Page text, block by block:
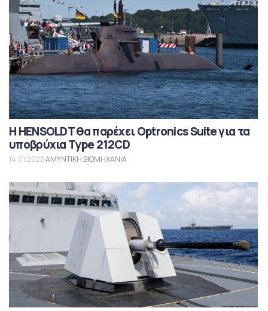
Η HENSOLDT θα παρέχει Optronics Suite για τα
υποβρύχια Type 212CD
14.01.2022ΑΜΥΝΤΙΚΗ ΒΙΟΜΗΧΑΝΙΑ